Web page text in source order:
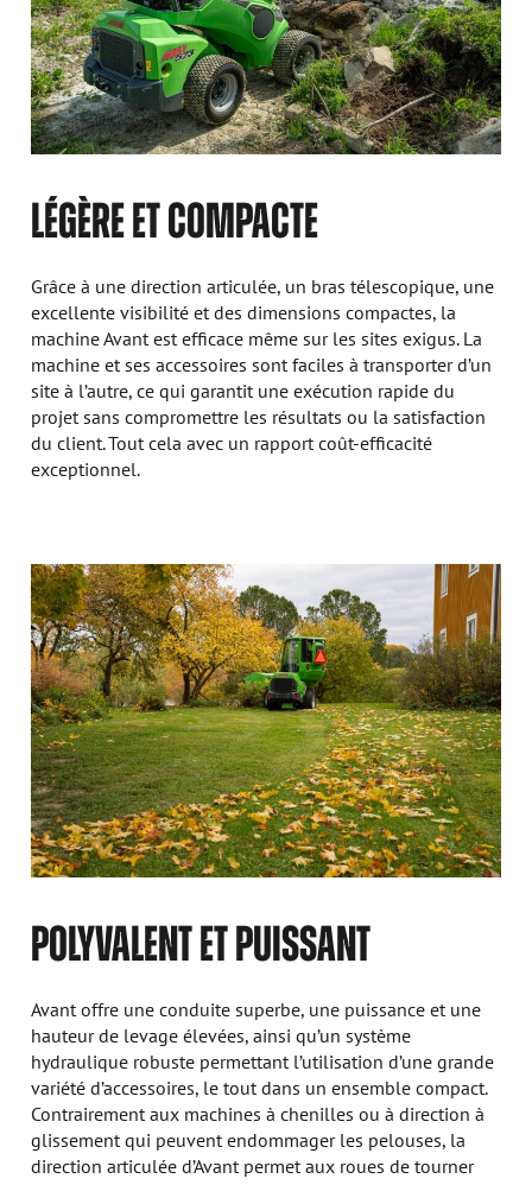
LÉGÈRE ET COMPACTE
Grâce à une direction articulée, un bras télescopique, une
excellente visibilité et des dimensions compactes, la
machine Avant est efficace même sur les sites exigus. La
machine et ses accessoires sont faciles à transporter d’un
site à l’autre, ce qui garantit une exécution rapide du
projet sans compromettre les résultats ou la satisfaction
du client. Tout cela avec un rapport coût-efficacité
exceptionnel.
POLYVALENT ET PUISSANT
Avant offre une conduite superbe, une puissance et une
hauteur de levage élevées, ainsi qu’un système
hydraulique robuste permettant l’utilisation d’une grande
variété d’accessoires, le tout dans un ensemble compact.
Contrairement aux machines à chenilles ou à direction à
glissement qui peuvent endommager les pelouses, la
direction articulée d’Avant permet aux roues de tourner